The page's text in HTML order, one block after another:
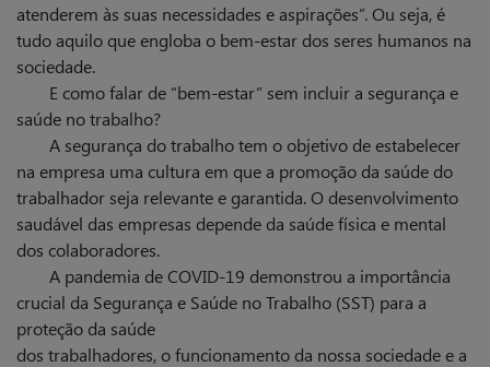
atenderem às suas necessidades e aspirações”. Ou seja, é
tudo aquilo que engloba o bem-estar dos seres humanos na
sociedade.
E como falar de “bem-estar” sem incluir a segurança e
saúde no trabalho?
A segurança do trabalho tem o objetivo de estabelecer
na empresa uma cultura em que a promoção da saúde do
trabalhador seja relevante e garantida. O desenvolvimento
saudável das empresas depende da saúde física e mental
dos colaboradores.
A pandemia de COVID-19 demonstrou a importância
crucial da Segurança e Saúde no Trabalho (SST) para a
proteção da saúde
dos trabalhadores, o funcionamento da nossa sociedade e a